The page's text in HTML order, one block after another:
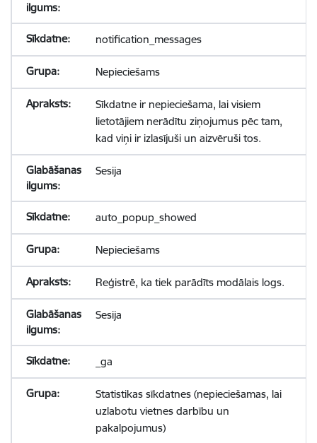
notification_messages
Nepieciešams
Sīkdatne ir nepieciešama, lai visiem
lietotājiem nerādītu ziņojumus pēc tam,
kad viņi ir izlasījuši un aizvēruši tos.
Sesija
auto_popup_showed
Nepieciešams
Reģistrē, ka tiek parādīts modālais logs.
Sesija
_ga
Statistikas sīkdatnes (nepieciešamas, lai
uzlabotu vietnes darbību un
pakalpojumus)